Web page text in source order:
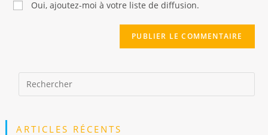
comment
votre
Oui, ajoutez-moi à votre liste de diffusion.
ARTICLES RÉCENTS